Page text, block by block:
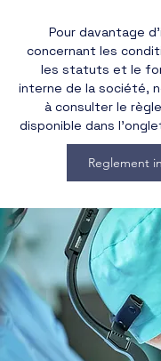
Pour davantage
concernant les
les statuts et le
interne de la société,
à consulter le
disponible dans
Reglement